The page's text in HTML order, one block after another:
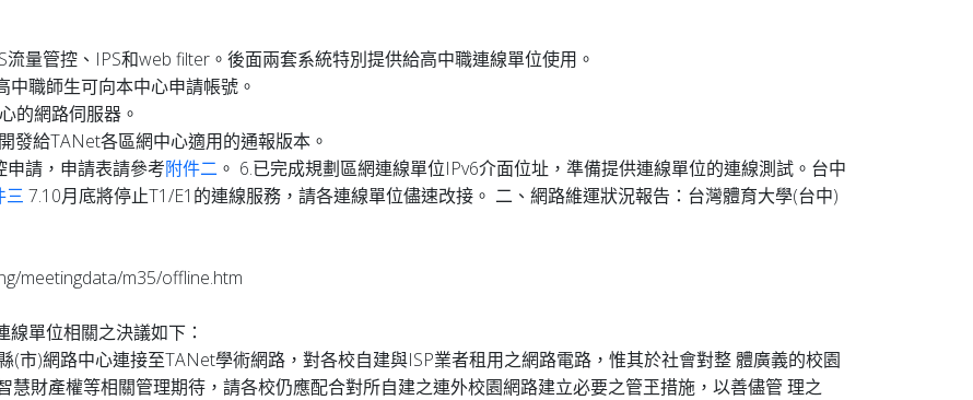
量管控、IPS和web filter。後面兩套系統特別提供給高中職連線單位使用。
職師生可向本中心申請帳號。
的網路伺服器。
發給TANet各區網中心適用的通報版本。
申請，申請表請參考附件二 。 6.已完成規劃區網連線單位IPv6介面位址，準備提供連線單位的連線測試。台中
三 7.10月底將停止T1/E1的連線服務，請各連線單位儘速改接。 二、網路維運狀況報告：台灣體育大學(台中)
meetingdata/m35/offline.htm
單位相關之決議如下：
(市)網路中心連接至TANet學術網路，對各校自建與ISP業者租用之網路電路，惟其於社會對整 體廣義的校園
財產權等相關管理期待，請各校仍應配合對所自建之連外校園網路建立必要之管玊措施，以善儘管 理之